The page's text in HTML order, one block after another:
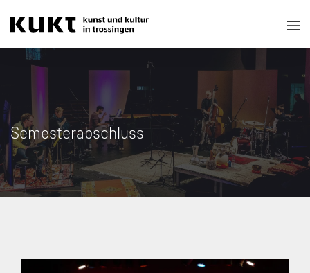
Semesterabschluss